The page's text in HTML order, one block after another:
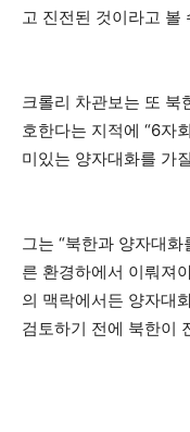
고 진전된 것이라고 볼
크롤리 차관보는 또 북
호한다는 지적에 “6자
미있는 양자대화를 가
그는 “북한과 양자대
른 환경하에서 이뤄져
의 맥락에서든 양자대
검토하기 전에 북한이